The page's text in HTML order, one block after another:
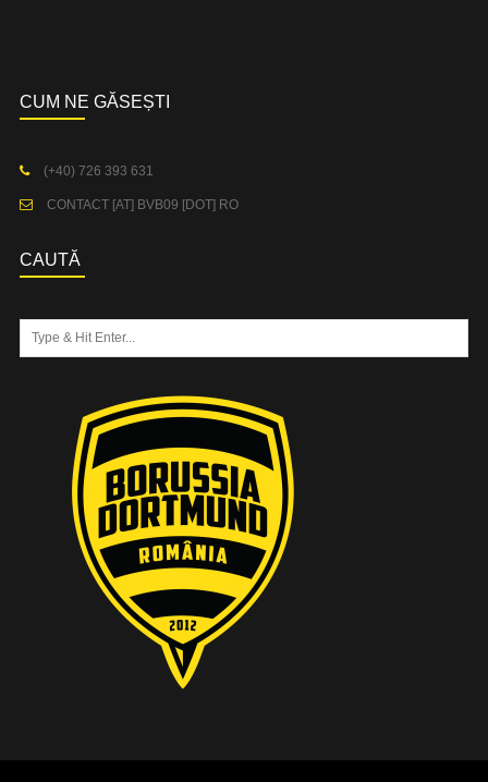
CUM NE GĂSEȘTI
(+40) 726 393 631
CONTACT [AT] BVB09 [DOT] RO
CAUTĂ